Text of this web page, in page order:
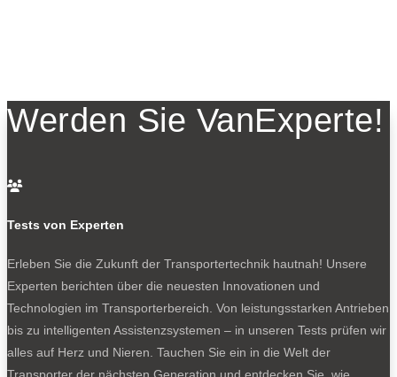
Werden Sie VanExperte!

Tests von Experten
Erleben Sie die Zukunft der Transportertechnik hautnah! Unsere
Experten berichten über die neuesten Innovationen und
Technologien im Transporterbereich. Von leistungsstarken Antrieben
bis zu intelligenten Assistenzsystemen – in unseren Tests prüfen wir
alles auf Herz und Nieren. Tauchen Sie ein in die Welt der
Transporter der nächsten Generation und entdecken Sie, wie